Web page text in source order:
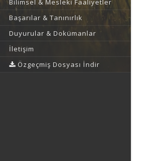
Bilimsel & Mesleki Faaliyetler
Başarılar & Tanınırlık
Duyurular & Dokümanlar
İletişim
Özgeçmiş Dosyası İndir